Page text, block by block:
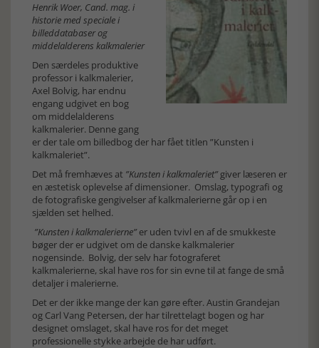
Henrik Woer, Cand. mag. i
historie med speciale i
billeddatabaser og
middelalderens kalkmalerier
Den særdeles produktive
professor i kalkmalerier,
Axel Bolvig, har endnu
engang udgivet en bog
om middelalderens
kalkmalerier. Denne gang
er der tale om billedbog der har fået titlen ”Kunsten i
kalkmaleriet”.
Det må fremhæves at ”Kunsten i kalkmaleriet”giver læseren er
en æstetisk oplevelse af dimensioner. Omslag, typografi og
de fotografiske gengivelser af kalkmalerierne går op i en
sjælden set helhed.
”Kunsten i kalkmalerierne”er uden tvivl en af de smukkeste
bøger der er udgivet om de danske kalkmalerier
nogensinde. Bolvig, der selv har fotograferet
kalkmalerierne, skal have ros for sin evne til at fange de små
detaljer i malerierne.
Det er der ikke mange der kan gøre efter. Austin Grandejan
og Carl Vang Petersen, der har tilrettelagt bogen og har
designet omslaget, skal have ros for det meget
professionelle stykke arbejde de har udført.